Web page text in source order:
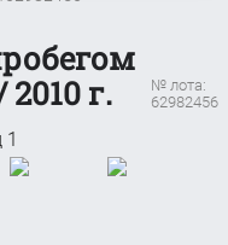
г.
№ лота:
62982456